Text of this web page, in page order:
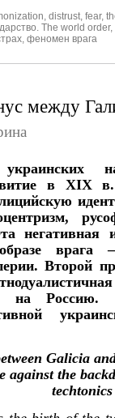
distrust fear,
The world order,
феномен врага
между
в XIX
негативная
врага
Второй
на Россию.
Galicia
against the
techtonics